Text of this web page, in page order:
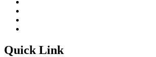
Quick Link